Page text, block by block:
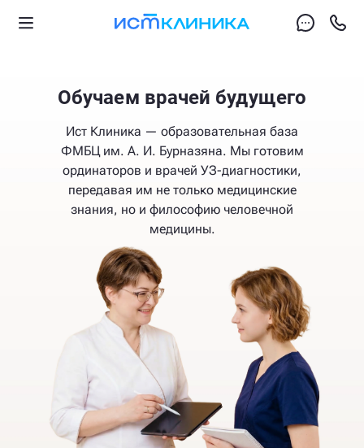
Обучаем врачей будущего
Ист Клиника — образовательная база
ФМБЦ им. А. И. Бурназяна. Мы готовим
ординаторов и врачей УЗ-диагностики,
передавая им не только медицинские
знания, но и философию человечной
медицины.